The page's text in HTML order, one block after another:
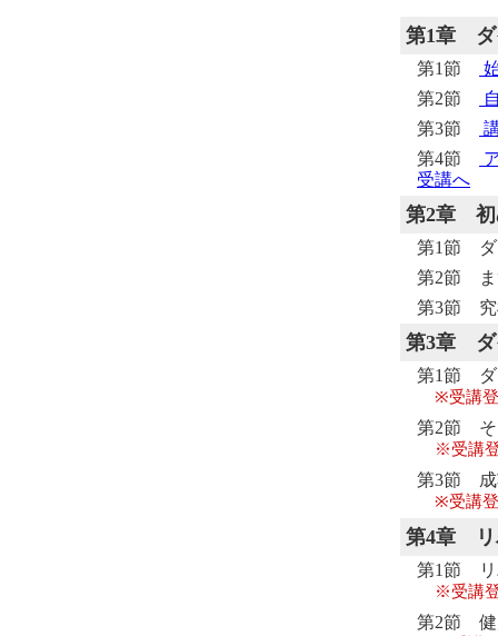
第1章
第1節
第2節
第3節
第4節
受講へ
第2章
第1節 ダ
第2節 ま
第3節 究
第3章
第1節 ダ
※受講
第2節 そ
※受講
第3節 成
※受講
第4章
第1節 リ
※受講
第2節 健